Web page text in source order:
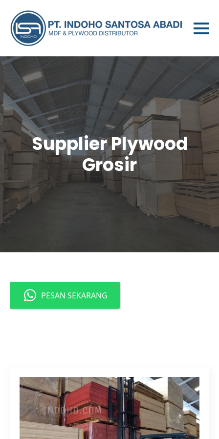
Supplier Plywood
Grosir
PESAN SEKARANG